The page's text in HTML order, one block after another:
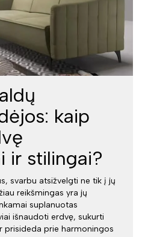
kaip
ir stilingai?
svarbu atsižvelgti ne tik į jų
reikšmingas yra jų
suplanuotas
išnaudoti erdvę, sukurti
prisideda prie harmoningos